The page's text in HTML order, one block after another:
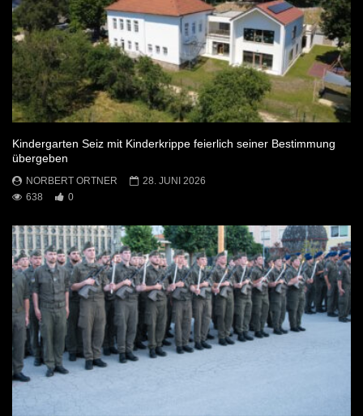
Kindergarten Seiz mit Kinderkrippe feierlich seiner Bestimmung
übergeben
NORBERT ORTNER
28. JUNI 2026
638
0